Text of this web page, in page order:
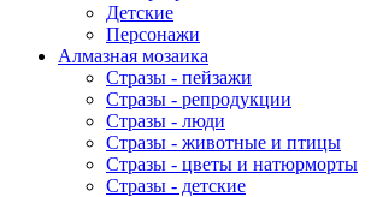
Детские
Персонажи
Алмазная мозаика
Стразы - пейзажи
Стразы - репродукции
Стразы - люди
Стразы - животные и птицы
Стразы - цветы и натюрморты
Стразы - детские